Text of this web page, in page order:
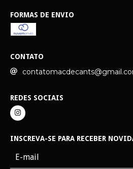
FORMAS DE ENVIO
CONTATO
REDES SOCIAIS
INSCREVA-SE PARA RECEBER